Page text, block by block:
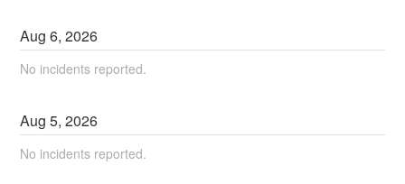
Aug6,2026
No incidents reported.
Aug5,2026
No incidents reported.